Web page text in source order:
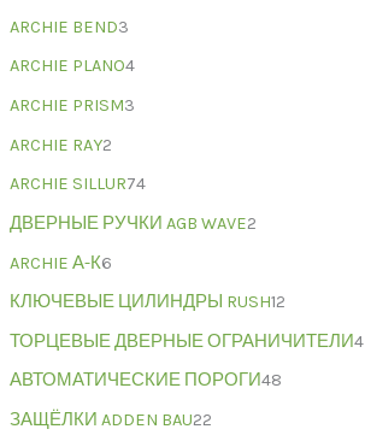
ARCHIE BEND3
ARCHIE PLANO4
ARCHIE PRISM3
ARCHIE RAY2
ARCHIE SILLUR74
ДВЕРНЫЕ РУЧКИ AGB WAVE2
ARCHIE А-К6
КЛЮЧЕВЫЕ ЦИЛИНДРЫ RUSH12
ТОРЦЕВЫЕ ДВЕРНЫЕ ОГРАНИЧИТЕЛИ4
АВТОМАТИЧЕСКИЕ ПОРОГИ48
ЗАЩЁЛКИ ADDEN BAU22